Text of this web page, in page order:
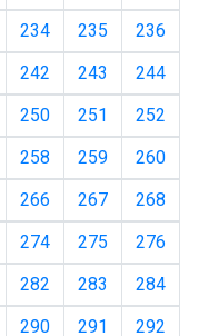
234 235
236
242 243
244
250 251
252
258 259
260
266 267
268
274 275
276
282 283
284
290 291
292